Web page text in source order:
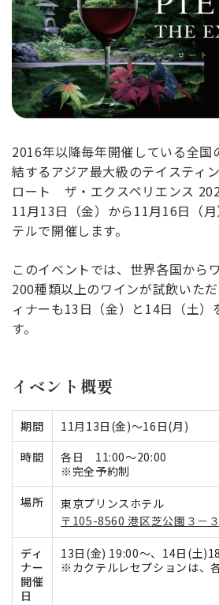
2016年以降毎年開催している全国
結するアジア最大級のテイスティ
ロート ザ・エクスペリエンス
11月13日（金）から11月16日（
テルで開催します。
このイベントでは、世界各国から
200種類以上のワインが試飲いた
ィナーも13日（金）と14日（土）
す。
イベント概要
期間
11月13日(金)～16日(月)
時間
各日 11:00～20:00
※完全予約制
場所
東京プリンスホテル
〒105-8560 港区芝公園３－
ディ
ナー
開催
日
13日(金) 19:00～、14日(土
※カクテルレセプションは、